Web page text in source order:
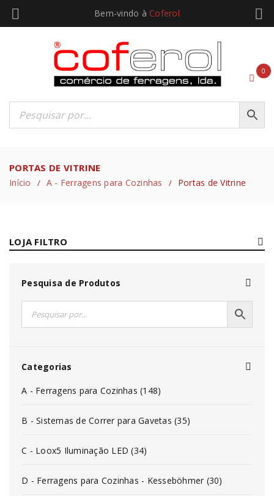
Bem-vindo à Coferol
0
PORTAS DE VITRINE
Início / A - Ferragens para Cozinhas / Portas de Vitrine
LOJA FILTRO
Pesquisa de Produtos
Categorias
A - Ferragens para Cozinhas (148)
B - Sistemas de Correr para Gavetas (35)
C - Loox5 Iluminação LED (34)
D - Ferragens para Cozinhas - Kesseböhmer (30)